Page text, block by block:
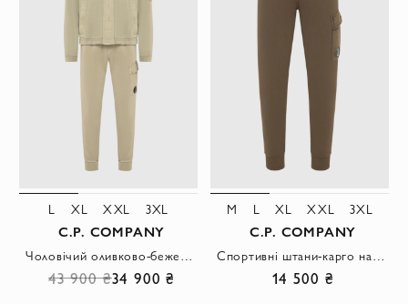
L XL XXL 3XL
C.P. COMPANY
43 900 ₴34 900 ₴
M L XL XXL 3XL
C.P. COMPANY
14 500 ₴